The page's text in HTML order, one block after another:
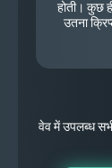
होती। कुछ
उतना
वेव में उपलब्ध